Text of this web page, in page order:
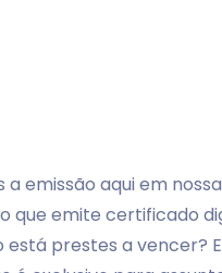
emissão aqui em
emite certificado
prestes a